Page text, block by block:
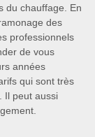
du chauffage. En
des
professionnels
de vous
années
qui sont très
Il peut aussi